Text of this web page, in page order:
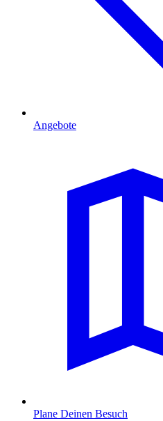
Angebote
Plane Deinen Besuch